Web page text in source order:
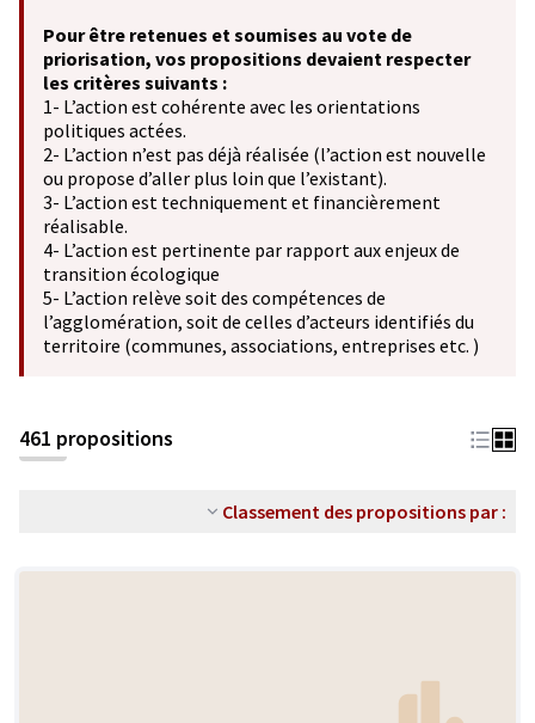
Pour être retenues et soumises au vote de
priorisation, vos propositions devaient respecter
les critères suivants :
1- L’action est cohérente avec les orientations
politiques actées.
2- L’action n’est pas déjà réalisée (l’action est nouvelle
ou propose d’aller plus loin que l’existant).
3- L’action est techniquement et financièrement
réalisable.
4- L’action est pertinente par rapport aux enjeux de
transition écologique
5- L’action relève soit des compétences de
l’agglomération, soit de celles d’acteurs identifiés du
territoire (communes, associations, entreprises etc. )
461 propositions
Classement des propositions par :